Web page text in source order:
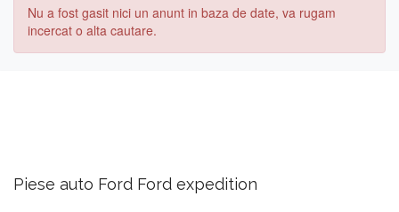
Nu a fost gasit nici un anunt in baza de date, va rugam
incercat o alta cautare.
Piese auto Ford Ford expedition